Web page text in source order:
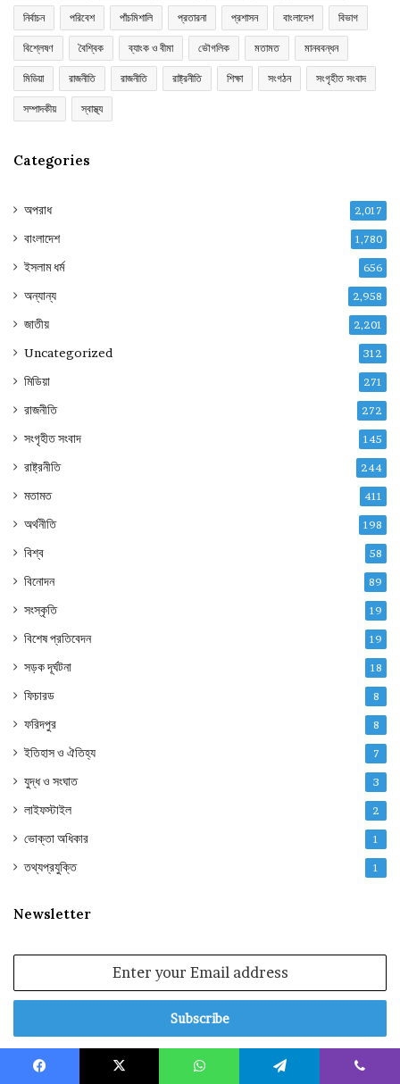
নির্বাচন পরিবেশ পাঁচমিশালি প্রতারনা প্রশাসন বাংলাদেশ বিভাগ
বিশ্লেষণ বৈশ্বিক ব্যাংক ও বীমা ভৌগলিক মতামত মানববন্ধন
মিডিয়া রাজনীতি রাজনীতি রাষ্ট্রনীতি শিক্ষা সংগঠন সংগৃহীত সংবাদ
সম্পাদকীয় স্বাস্থ্য
Categories
অপরাধ 2,017
বাংলাদেশ 1,780
ইসলাম ধর্ম 656
অন্যান্য 2,958
জাতীয় 2,201
Uncategorized 312
মিডিয়া 271
রাজনীতি 272
সংগৃহীত সংবাদ 145
রাষ্ট্রনীতি 244
মতামত 411
অর্থনীতি 198
বিশ্ব 58
বিনোদন 89
সংস্কৃতি 19
বিশেষ প্রতিবেদন 19
সড়ক দূর্ঘটনা 18
ফিচারড 8
ফরিদপুর 8
ইতিহাস ও ঐতিহ্য 7
যুদ্ধ ও সংঘাত 3
লাইফস্টাইল 2
ভোক্তা অধিকার 1
তথ্যপ্রযুক্তি 1
Newsletter
Email